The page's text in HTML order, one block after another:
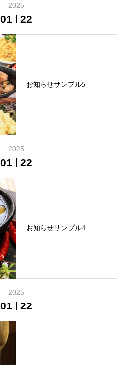
2025
01 22
お知らせサンプル5
2025
01 22
お知らせサンプル4
2025
01 22